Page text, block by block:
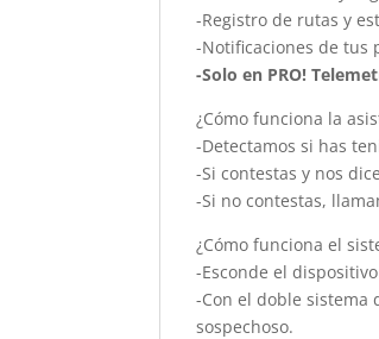
-Registro de rutas y
-Notificaciones de tus
-Solo en PRO!
¿Cómo funciona la
-Detectamos si has
-Si contestas y nos
-Si no contestas,
¿Cómo funciona el
-Esconde el
-Con el doble
sospechoso.